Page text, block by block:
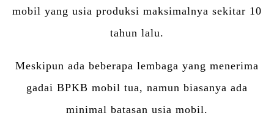
mobil yang usia produksi maksimalnya sekitar 10
tahun lalu.
Meskipun ada beberapa lembaga yang menerima
gadai BPKB mobil tua, namun biasanya ada
minimal batasan usia mobil.